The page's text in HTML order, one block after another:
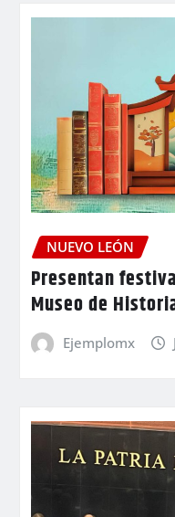
NUEVO LEÓN
Presentan
Museo de
Ejemplomx